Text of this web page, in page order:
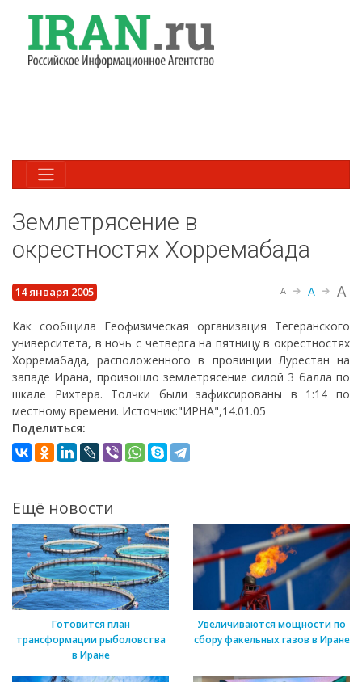
Землетрясение в
окрестностях Хорремабада
14 января 2005 A A A
Как сообщила Геофизическая организация Тегеранского
университета, в ночь с четверга на пятницу в окрестностях
Хорремабада, расположенного в провинции Лурестан на
западе Ирана, произошло землетрясение силой 3 балла по
шкале Рихтера. Толчки были зафиксированы в 1:14 по
местному времени. Источник:"ИРНА",14.01.05
Поделиться:
Ещё новости
Готовится план
трансформации рыболовства
в Иране
Увеличиваются мощности по
сбору факельных газов в Иране